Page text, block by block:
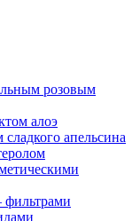
розовым
алоэ
апельсина
фильтрами